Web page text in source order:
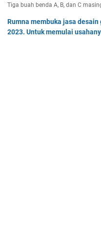
Tiga buah benda A, B, dan C
Rumna membuka jasa
2023. Untuk memulai